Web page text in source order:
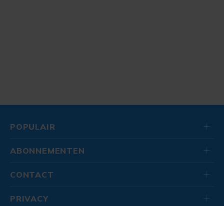
POPULAIR
ABONNEMENTEN
CONTACT
PRIVACY